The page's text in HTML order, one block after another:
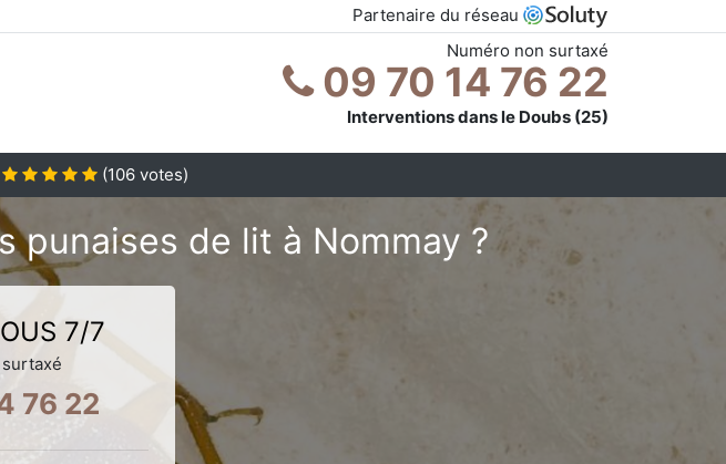
Partenaire du réseau
Numéro non surtaxé
09 70 14 76 22
Interventions dans le Doubs (25)
(106votes)
punaises de lit à Nommay ?
7/7
76 22